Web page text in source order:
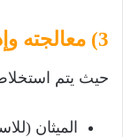
3) معالجته وإدخاله في شبكات الغاز
حيث يتم
الميثان